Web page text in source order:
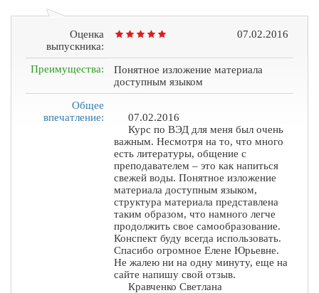
Оценка
выпускника:
07.02.2016
Преимущества:
Понятное изложение материала
доступным языком
Общее
впечатление:
07.02.2016
Курс по ВЭД для меня был очень
важным. Несмотря на то, что много
есть литературы, общение с
преподавателем – это как напиться
свежей воды. Понятное изложение
материала доступным языком,
структура материала представлена
таким образом, что намного легче
продолжить свое самообразование.
Конспект буду всегда использовать.
Спасибо огромное Елене Юрьевне.
Не жалею ни на одну минуту, еще на
сайте напишу свой отзыв.
Кравченко Светлана